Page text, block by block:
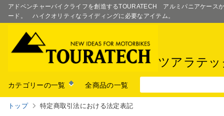
アドベンチャーバイクライフを創造するTOURATECH アルミパニアケース
ード。 ハイクオリティなライディングに必要なアイテム。
ツアラテ
カテゴリーの一覧 全商品の一覧
トップ 特定商取引法における法定表記